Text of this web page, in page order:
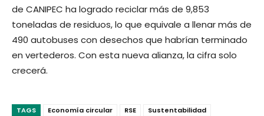
de CANIPEC ha logrado reciclar más de 9,853
toneladas de residuos, lo que equivale a llenar más de
490 autobuses con desechos que habrían terminado
en vertederos. Con esta nueva alianza, la cifra solo
crecerá.
TAGS Economía circular RSE Sustentabilidad